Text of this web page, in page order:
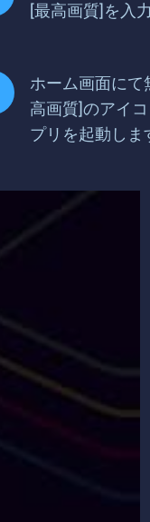
[最高画質]を入
ホーム画面にて
高画質]のアイ
プリを起動しま